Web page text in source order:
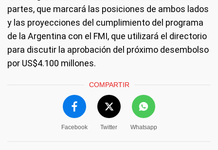
partes, que marcará las posiciones de ambos lados
y las proyecciones del cumplimiento del programa
de la Argentina con el FMI, que utilizará el directorio
para discutir la aprobación del próximo desembolso
por US$4.100 millones.
COMPARTIR
Facebook Twitter Whatsapp